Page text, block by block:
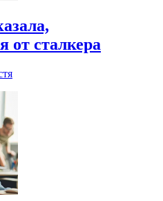
от сталкера